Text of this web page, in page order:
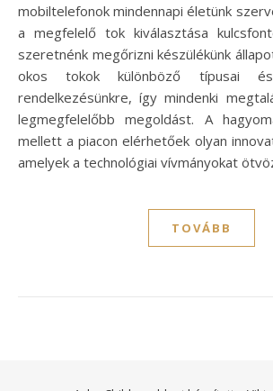
mobiltelefonok mindennapi életünk
a megfelelő tok kiválasztása
szeretnénk megőrizni készülékünk
okos tokok különböző típusai
rendelkezésünkre, így mindenki
legmegfelelőbb megoldást. A
mellett a piacon elérhetőek olyan
amelyek a technológiai vívmányokat
TOVÁBB